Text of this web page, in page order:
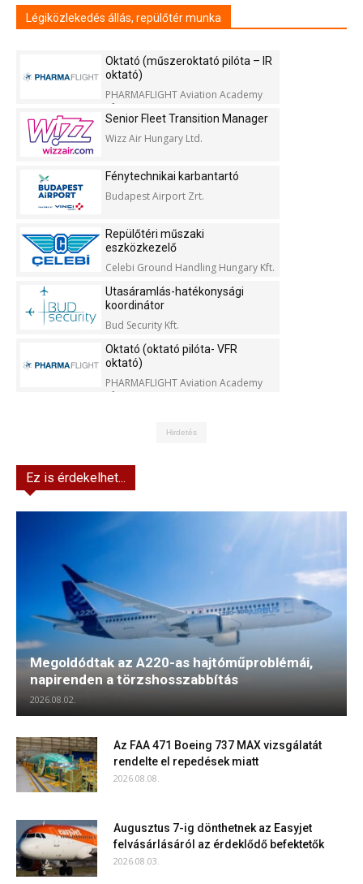
Légiközlekedés állás, repülőtér munka
Oktató (műszeroktató pilóta – IR
oktató)
PHARMAFLIGHT Aviation Academy
Kft.
Senior Fleet Transition Manager
Wizz Air Hungary Ltd.
Fénytechnikai karbantartó
Budapest Airport Zrt.
Repülőtéri műszaki
eszközkezelő
Celebi Ground Handling Hungary Kft.
Utasáramlás-hatékonysági
koordinátor
Bud Security Kft.
Oktató (oktató pilóta- VFR
oktató)
PHARMAFLIGHT Aviation Academy
Kft.
Hirdetés
Ez is érdekelhet...
Megoldódtak az A220-as hajtóműproblémái,
napirenden a törzshosszabbítás
2026.08.02.
Az FAA 471 Boeing 737 MAX vizsgálatát
rendelte el repedések miatt
2026.08.08.
Augusztus 7-ig dönthetnek az Easyjet
felvásárlásáról az érdeklődő befektetők
2026.08.03.